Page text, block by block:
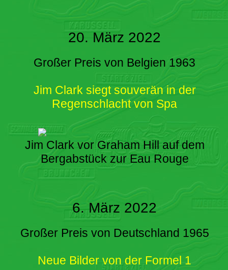
20. März 2022
Großer Preis von Belgien 1963
Jim Clark siegt souverän in der
Regenschlacht von Spa
Jim Clark vor Graham Hill auf dem
Bergabstück zur Eau Rouge
6. März 2022
Großer Preis von Deutschland 1965
Neue Bilder von der Formel 1